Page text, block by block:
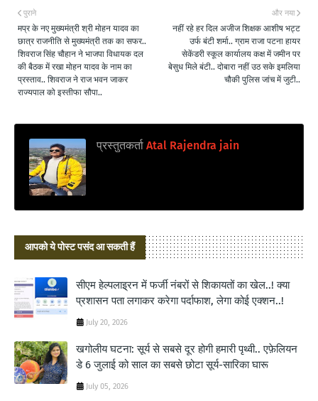
और नया
नहीं रहे हर दिल अजीज शिक्षक आशीष भट्ट
उर्फ बंटी शर्मा.. ग्राम राजा पटना हायर
सेकेंडरी स्कूल कार्यालय कक्ष में जमीन पर
बेसुध मिले बंटी.. दोबारा नहीं उठ सके इमलिया
चौकी पुलिस जांच में जुटी..
पुराने
मप्र के नए मुख्यमंत्री श्री मोहन यादव का
छात्र राजनीति से मुख्यमंत्री तक का सफर..
शिवराज सिंह चौहान ने भाजपा विधायक दल
की बैठक में रखा मोहन यादव के नाम का
प्रस्ताव.. शिवराज ने राज भवन जाकर
राज्यपाल को इस्तीफा सौपा..
प्रस्तुतकर्ता Atal Rajendra jain
आपको ये पोस्ट पसंद आ सकती हैं
सीएम हेल्पलाइ्रन में फर्जी नंबरों से शिकायतों का खेल..! क्या
प्रशासन पता लगाकर करेगा पर्दाफाश, लेगा कोई एक्शन..!
July 20, 2026
खगोलीय घटना: सूर्य से सबसे दूर होगी हमारी पृथ्वी.. एफ़ेलियन
डे 6 जुलाई को साल का सबसे छोटा सूर्य-सारिका घारू
July 05, 2026